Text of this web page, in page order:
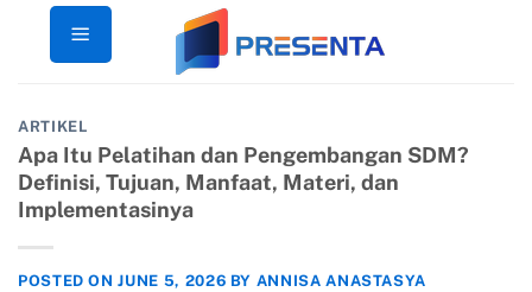
ARTIKEL
Apa Itu Pelatihan dan Pengembangan SDM?
Definisi, Tujuan, Manfaat, Materi, dan
Implementasinya
POSTED ONJUNE 5, 2026 BY ANNISA ANASTASYA